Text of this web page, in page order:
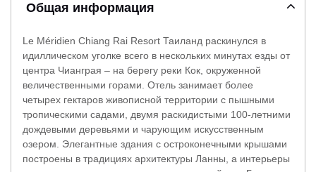
Общая информация
Le Méridien Chiang Rai Resort Таиланд раскинулся в
идиллическом уголке всего в нескольких минутах езды от
центра Чианграя – на берегу реки Кок, окруженной
величественными горами. Отель занимает более
четырех гектаров живописной территории с пышными
тропическими садами, двумя раскидистыми 100-летними
дождевыми деревьями и чарующим искусственным
озером. Элегантные здания с остроконечными крышами
построены в традициях архитектуры Ланны, а интерьеры